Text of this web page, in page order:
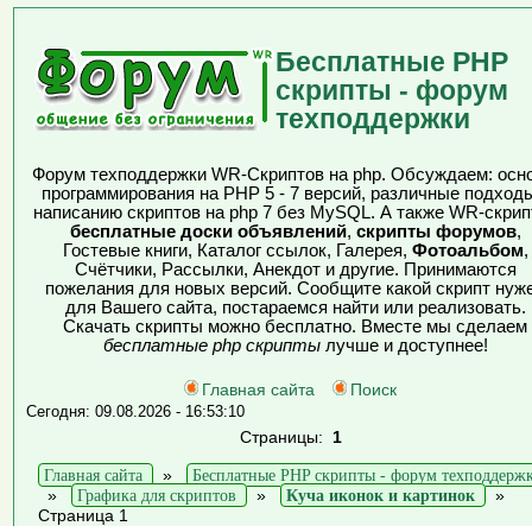
Бесплатные PHP
скрипты - форум
техподдержки
Форум техподдержки WR-Скриптов на php. Обсуждаем:
программирования на PHP 5 - 7 версий, различные
написанию скриптов на php 7 без MySQL. А также WR-
бесплатные доски объявлений, скрипты форумов,
Гостевые книги, Каталог ссылок, Галерея, Фотоальбом,
Счётчики, Рассылки, Анекдот и другие. Принимаются
пожелания для новых версий. Сообщите какой скрипт
для Вашего сайта, постараемся найти или реализовать.
Скачать скрипты можно бесплатно. Вместе мы сделаем
бесплатные php скриптылучше и доступнее!
Главная сайта Поиск
Сегодня: 09.08.2026 - 16:53:10
Страницы: 1
Главная сайта
»
Бесплатные PHP скрипты - форум
»
Графика для скриптов » Куча иконок и картинок
»
Страница 1